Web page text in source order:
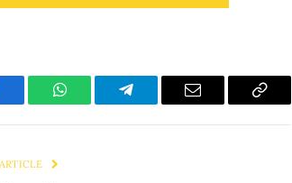
WhatsAppTelegram Email
Copy